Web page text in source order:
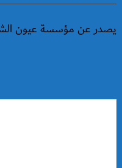
يصدر عن مؤسسة عيون